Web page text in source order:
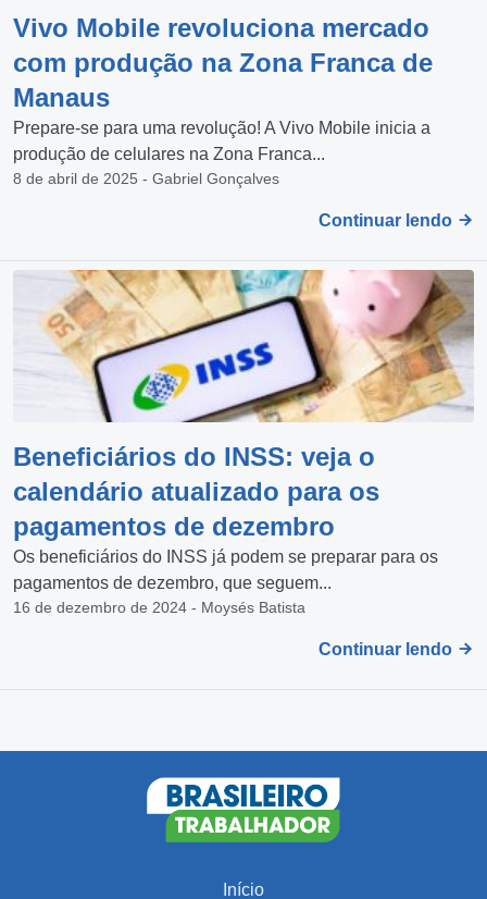
Vivo Mobile revoluciona mercado
com produção na Zona Franca de
Manaus
Prepare-se para uma revolução! A Vivo Mobile inicia a
produção de celulares na Zona Franca...
8 de abril de 2025 - Gabriel Gonçalves
Continuar lendo
Beneficiários do INSS: veja o
calendário atualizado para os
pagamentos de dezembro
Os beneficiários do INSS já podem se preparar para os
pagamentos de dezembro, que seguem...
16 de dezembro de 2024 - Moysés Batista
Continuar lendo
Início